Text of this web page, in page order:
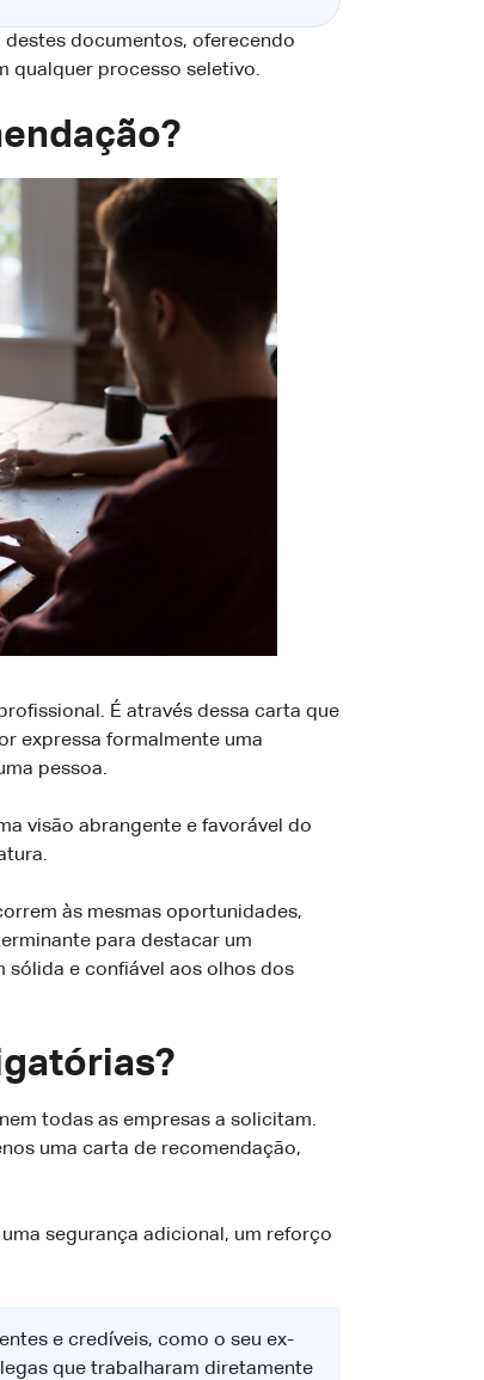
documentos, oferecendo
qualquer processo seletivo.
É através dessa carta que
expressa formalmente uma
pessoa.
visão abrangente e favorável do
às mesmas oportunidades,
para destacar um
e confiável aos olhos dos
todas as empresas a solicitam.
uma carta de recomendação,
segurança adicional, um reforço
e credíveis, como o seu ex-
que trabalharam diretamente